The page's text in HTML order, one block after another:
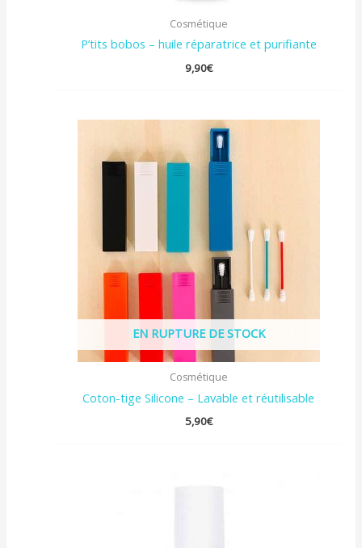
Cosmétique
P’tits bobos – huile réparatrice et purifiante
9,90€
EN RUPTURE DE STOCK
Cosmétique
Coton-tige Silicone – Lavable et réutilisable
5,90€